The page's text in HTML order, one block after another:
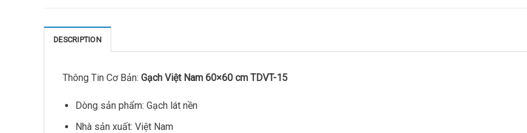
DESCRIPTION
Thông Tin Cơ Bản: Gạch Việt Nam 60×60 cm TDVT-15
Dòng sản phẩm: Gạch lát nền
Nhà sản xuất: Việt Nam